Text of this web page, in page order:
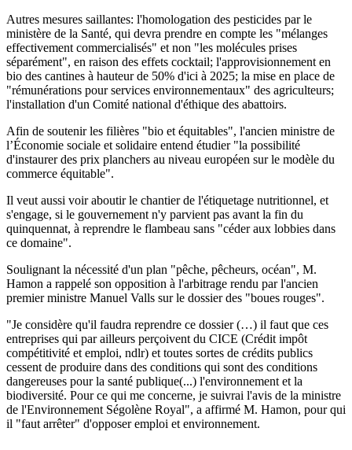
Autres mesures saillantes: l'homologation des pesticides par le
ministère de la Santé, qui devra prendre en compte les "mélanges
effectivement commercialisés" et non "les molécules prises
séparément", en raison des effets cocktail; l'approvisionnement en
bio des cantines à hauteur de 50% d'ici à 2025; la mise en place de
"rémunérations pour services environnementaux" des agriculteurs;
l'installation d'un Comité national d'éthique des abattoirs.
Afin de soutenir les filières "bio et équitables", l'ancien ministre de
l’Économie sociale et solidaire entend étudier "la possibilité
d'instaurer des prix planchers au niveau européen sur le modèle du
commerce équitable".
Il veut aussi voir aboutir le chantier de l'étiquetage nutritionnel, et
s'engage, si le gouvernement n'y parvient pas avant la fin du
quinquennat, à reprendre le flambeau sans "céder aux lobbies dans
ce domaine".
Soulignant la nécessité d'un plan "pêche, pêcheurs, océan", M.
Hamon a rappelé son opposition à l'arbitrage rendu par l'ancien
premier ministre Manuel Valls sur le dossier des "boues rouges".
"Je considère qu'il faudra reprendre ce dossier (…) il faut que ces
entreprises qui par ailleurs perçoivent du CICE (Crédit impôt
compétitivité et emploi, ndlr) et toutes sortes de crédits publics
cessent de produire dans des conditions qui sont des conditions
dangereuses pour la santé publique(...) l'environnement et la
biodiversité. Pour ce qui me concerne, je suivrai l'avis de la ministre
de l'Environnement Ségolène Royal", a affirmé M. Hamon, pour qui
il "faut arrêter" d'opposer emploi et environnement.